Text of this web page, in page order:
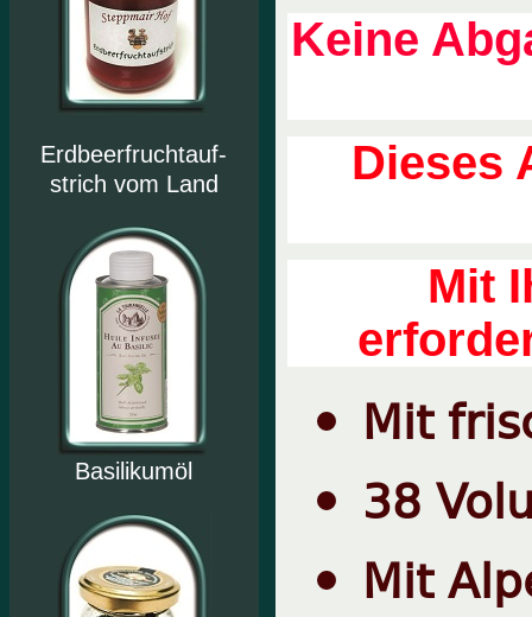
Erdbeerfruchtauf-
strich vom Land
Basilikumöl
Keine
Dieses
Mit
Mit
38
Mit